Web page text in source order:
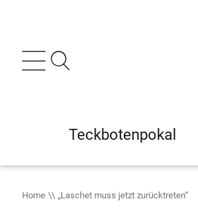
Teckbotenpokal
Home „Laschet muss jetzt zurücktreten“